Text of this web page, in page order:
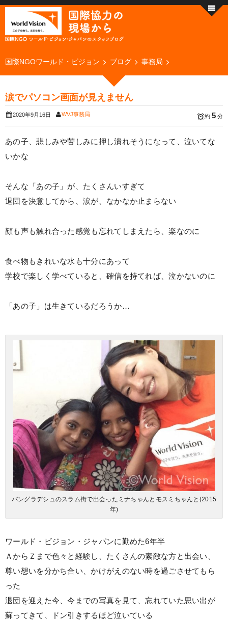
国際NGOワールド・ビジョン ブログ 事務局
涙でパソコン画面が見えません
2020年9月16日 WVJ事務局 約 5 分
あの子、悲しみや苦しみに押し潰れそうになって、泣いてな
いかな
そんな「あの子」が、たくさんいすぎて
退団を決意してから、涙が、なかなか止まらない
顔も声も触れ合った感覚も忘れてしまえたら、楽なのに
食べ物もきれいな水も十分にあって
学校で楽しく学べていると、確信を持てれば、泣かないのに
「あの子」は生きているだろうか…
バングラデシュのスラム街で出会ったミナちゃんとモスミちゃんと(2015
年)
ワールド・ビジョン・ジャパンに勤めた6年半
ＡからＺまで色々と経験し、たくさんの素敵な方と出会い、
尊い想いを分かち合い、かけがえのない時を過ごさせてもら
った
退団を迎えた今、今までの写真を見て、忘れていた思い出が
蘇ってきて、ドン引きするほど泣いている